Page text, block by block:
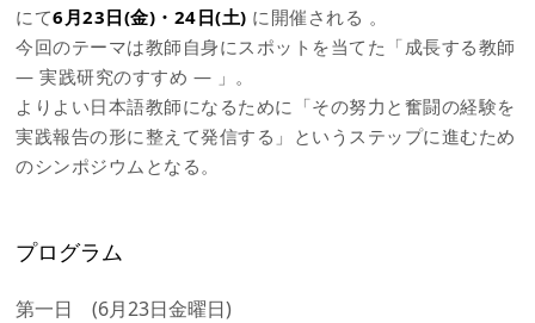
にて6月23日(金)・24日(土) に開催される 。
今回のテーマは教師自身にスポットを当てた「成長する教師
― 実践研究のすすめ ― 」。
よりよい日本語教師になるために「その努力と奮闘の経験を
実践報告の形に整えて発信する」というステップに進むため
のシンポジウムとなる。
プログラム
第一日 (6月23日金曜日)